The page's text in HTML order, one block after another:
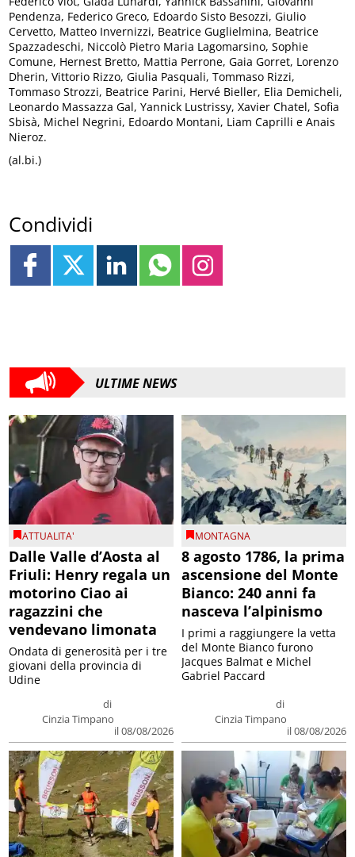
Pendenza, Federico Greco, Edoardo Sisto Besozzi, Giulio
Cervetto, Matteo Invernizzi, Beatrice Guglielmina, Beatrice
Spazzadeschi, Niccolò Pietro Maria Lagomarsino, Sophie
Comune, Hernest Bretto, Mattia Perrone, Gaia Gorret, Lorenzo
Dherin, Vittorio Rizzo, Giulia Pasquali, Tommaso Rizzi,
Tommaso Strozzi, Beatrice Parini, Hervé Bieller, Elia Demicheli,
Leonardo Massazza Gal, Yannick Lustrissy, Xavier Chatel, Sofia
Sbisà, Michel Negrini, Edoardo Montani, Liam Caprilli e Anais
Nieroz.
(al.bi.)
Condividi
ULTIME NEWS
ATTUALITA'
Dalle Valle d’Aosta al
Friuli: Henry regala un
motorino Ciao ai
ragazzini che
vendevano limonata
di
Cinzia Timpano
il 08/08/2026
Ondata di generosità per i tre
giovani della provincia di
Udine
MONTAGNA
8 agosto 1786, la prima
ascensione del Monte
Bianco: 240 anni fa
nasceva l’alpinismo
di
Cinzia Timpano
il 08/08/2026
I primi a raggiungere la vetta
del Monte Bianco furono
Jacques Balmat e Michel
Gabriel Paccard